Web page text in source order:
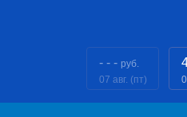
- - - руб.
07 авг. (пт)